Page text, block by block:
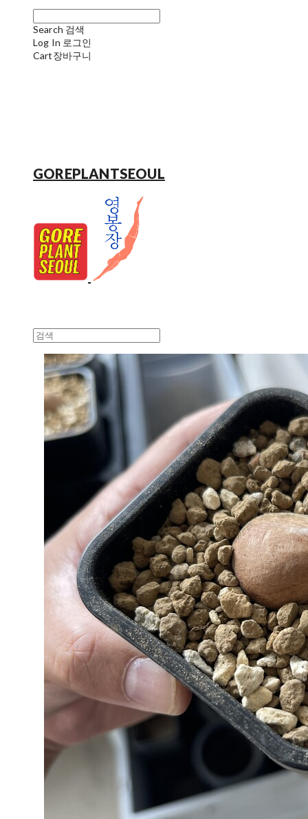
Search 검색
Log In 로그인
Cart장바구니
GOREPLANTSEOUL